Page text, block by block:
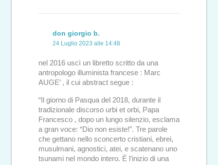
don giorgio b.
24 Luglio 2023 alle 14:48
nel 2016 uscì un libretto scritto da una
antropologo illuminista francese : Marc
AUGE’ , il cui abstract segue :
“Il giorno di Pasqua del 2018, durante il
tradizionale di‌scorso urbi et orbi, Papa
Francesco , dopo un lungo silenzio, esclama
a gran voce: “Dio non esiste!”. Tre parole
che gettano nello sconcerto cristiani, ebrei,
musulmani, agnostici, atei, e scatenano uno
tsunami nel mondo intero. È l’inizio di una